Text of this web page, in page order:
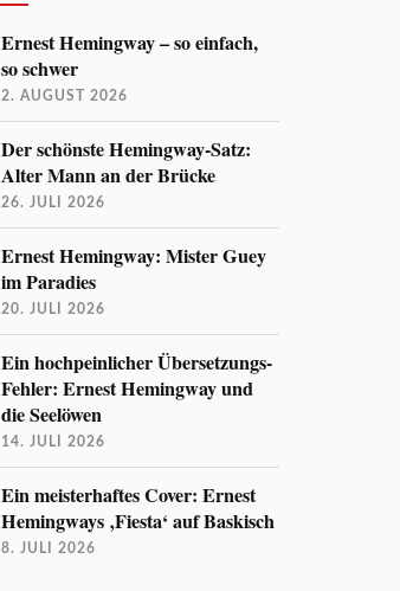
Ernest Hemingway – so einfach,
so schwer
2. AUGUST 2026
Der schönste Hemingway-Satz:
Alter Mann an der Brücke
26. JULI 2026
Ernest Hemingway: Mister Guey
im Paradies
20. JULI 2026
Ein hochpeinlicher Übersetzungs-
Fehler: Ernest Hemingway und
die Seelöwen
14. JULI 2026
Ein meisterhaftes Cover: Ernest
Hemingways ‚Fiesta‘ auf Baskisch
8. JULI 2026